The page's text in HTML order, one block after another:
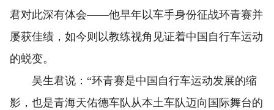
君对此深有体会——他早年以车手身份征战环青赛并
屡获佳绩，如今则以教练视角见证着中国自行车运动
的蜕变。
吴生君说：“环青赛是中国自行车运动发展的缩
影，也是青海天佑德车队从本土车队迈向国际舞台的